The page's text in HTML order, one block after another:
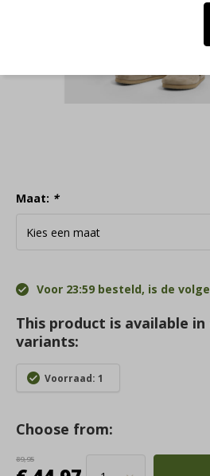
Maat: *
Voor 23:59 besteld, is de
This product is available
variants:
Voorraad: 1
Choose from:
89,95